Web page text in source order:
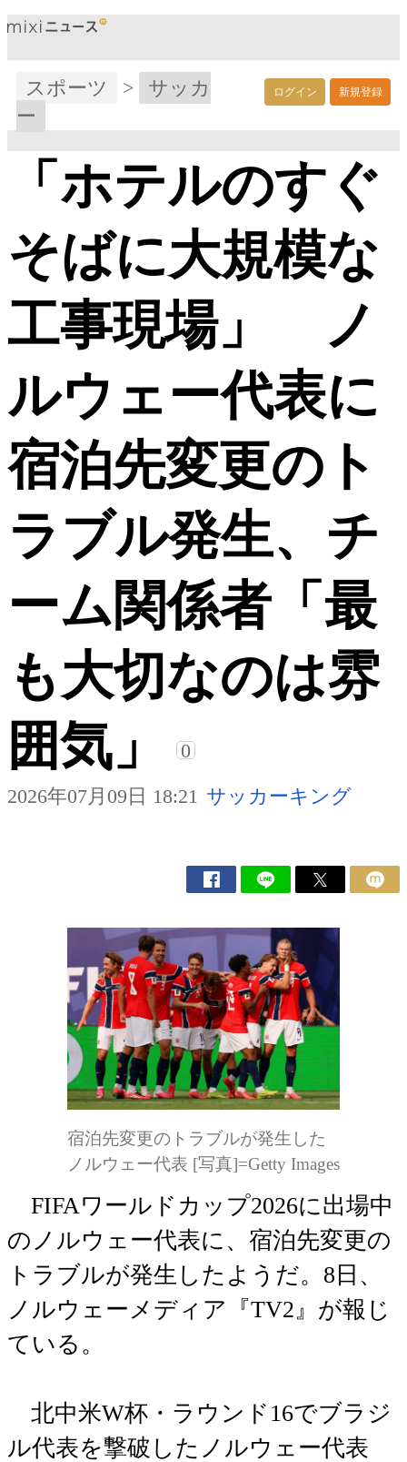
ログイン 新規登録
スポーツ >
サッカ
ー
「ホテルのすぐ
そばに大規模な
工事現場」 ノ
ルウェー代表に
宿泊先変更のト
ラブル発生、チ
ーム関係者「最
も大切なのは雰
囲気」
0
2026年07月09日 18:21 サッカーキング
宿泊先変更のトラブルが発生した
ノルウェー代表 [写真]=Getty Images
FIFAワールドカップ2026に出場中
のノルウェー代表に、宿泊先変更の
トラブルが発生したようだ。8日、
ノルウェーメディア『TV2』が報じ
ている。
北中米W杯・ラウンド16でブラジ
ル代表を撃破したノルウェー代表